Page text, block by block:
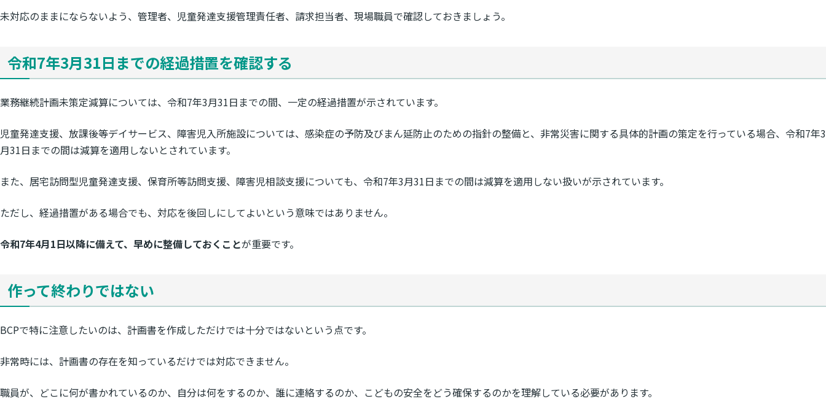
未対応のままにならないよう、管理者、児童発達支援管理責任者、請求担当者、現場職員で確認しておきましょう。
令和7年3月31日までの経過措置を確認する
業務継続計画未策定減算については、令和7年3月31日までの間、一定の経過措置が示されています。
児童発達支援、放課後等デイサービス、障害児入所施設については、感染症の予防及びまん延防止のための指針の整備と、非常災害に関する具体的計画の策定を行っている場合、令和7年3
月31日までの間は減算を適用しないとされています。
また、居宅訪問型児童発達支援、保育所等訪問支援、障害児相談支援についても、令和7年3月31日までの間は減算を適用しない扱いが示されています。
ただし、経過措置がある場合でも、対応を後回しにしてよいという意味ではありません。
令和7年4月1日以降に備えて、早めに整備しておくことが重要です。
作って終わりではない
BCPで特に注意したいのは、計画書を作成しただけでは十分ではないという点です。
非常時には、計画書の存在を知っているだけでは対応できません。
職員が、どこに何が書かれているのか、自分は何をするのか、誰に連絡するのか、こどもの安全をどう確保するのかを理解している必要があります。